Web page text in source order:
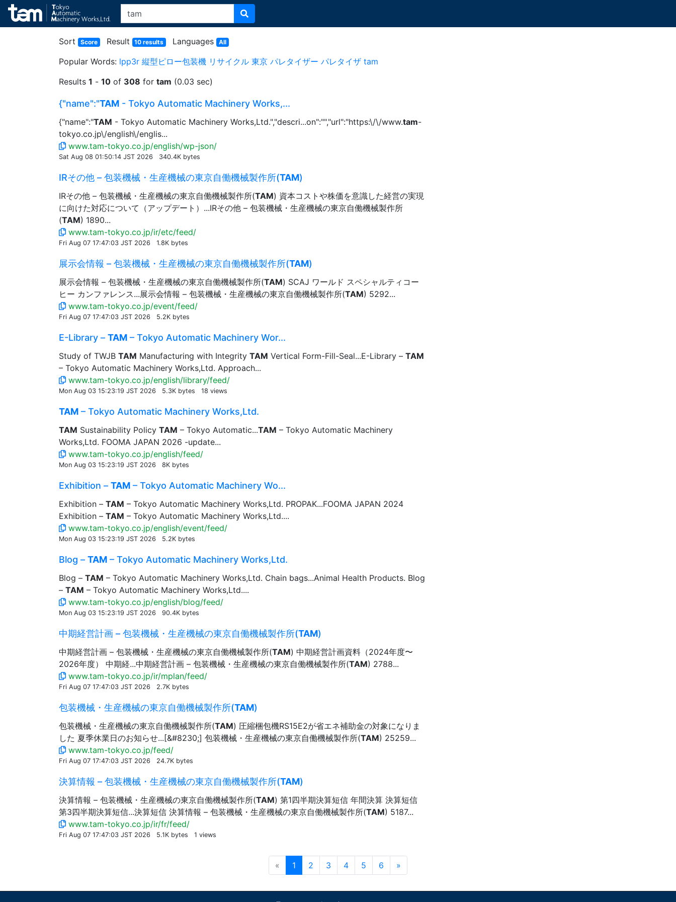
Sort Score Result 10 results Languages All
Popular Words: lpp3r 縦型ピロー包装機 リサイクル 東京 パレタイザー パレタイザ tam
Results 1 - 10 of 308 for tam (0.03 sec)
{"name":"TAM - Tokyo Automatic Machinery Works,...
{"name":"TAM - Tokyo Automatic Machinery Works,Ltd.","descri...on":"","url":"https:\/\/www.tam-
tokyo.co.jp\/english\/englis...
www.tam-tokyo.co.jp/english/wp-json/
Sat Aug 08 01:50:14 JST 2026 340.4K bytes
IRその他 – 包装機械・生産機械の東京自働機械製作所(TAM)
IRその他 – 包装機械・生産機械の東京自働機械製作所(TAM) 資本コストや株価を意識した経営の実現
に向けた対応について（アップデート）...IRその他 – 包装機械・生産機械の東京自働機械製作所
(TAM) 1890...
www.tam-tokyo.co.jp/ir/etc/feed/
Fri Aug 07 17:47:03 JST 2026 1.8K bytes
展示会情報 – 包装機械・生産機械の東京自働機械製作所(TAM)
展示会情報 – 包装機械・生産機械の東京自働機械製作所(TAM) SCAJ ワールド スペシャルティコー
ヒー カンファレンス...展示会情報 – 包装機械・生産機械の東京自働機械製作所(TAM) 5292...
www.tam-tokyo.co.jp/event/feed/
Fri Aug 07 17:47:03 JST 2026 5.2K bytes
E-Library – TAM – Tokyo Automatic Machinery Wor...
Study of TWJB TAM Manufacturing with Integrity TAM Vertical Form-Fill-Seal...E-Library – TAM
– Tokyo Automatic Machinery Works,Ltd. Approach...
www.tam-tokyo.co.jp/english/library/feed/
Mon Aug 03 15:23:19 JST 2026 5.3K bytes 18 views
TAM – Tokyo Automatic Machinery Works,Ltd.
TAM Sustainability Policy TAM – Tokyo Automatic...TAM – Tokyo Automatic Machinery
Works,Ltd. FOOMA JAPAN 2026 -update...
www.tam-tokyo.co.jp/english/feed/
Mon Aug 03 15:23:19 JST 2026 8K bytes
Exhibition – TAM – Tokyo Automatic Machinery Wo...
Exhibition – TAM – Tokyo Automatic Machinery Works,Ltd. PROPAK...FOOMA JAPAN 2024
Exhibition – TAM – Tokyo Automatic Machinery Works,Ltd....
www.tam-tokyo.co.jp/english/event/feed/
Mon Aug 03 15:23:19 JST 2026 5.2K bytes
Blog – TAM – Tokyo Automatic Machinery Works,Ltd.
Blog – TAM – Tokyo Automatic Machinery Works,Ltd. Chain bags...Animal Health Products. Blog
– TAM – Tokyo Automatic Machinery Works,Ltd....
www.tam-tokyo.co.jp/english/blog/feed/
Mon Aug 03 15:23:19 JST 2026 90.4K bytes
中期経営計画 – 包装機械・生産機械の東京自働機械製作所(TAM)
中期経営計画 – 包装機械・生産機械の東京自働機械製作所(TAM) 中期経営計画資料（2024年度〜
2026年度） 中期経...中期経営計画 – 包装機械・生産機械の東京自働機械製作所(TAM) 2788...
www.tam-tokyo.co.jp/ir/mplan/feed/
Fri Aug 07 17:47:03 JST 2026 2.7K bytes
包装機械・生産機械の東京自働機械製作所(TAM)
包装機械・生産機械の東京自働機械製作所(TAM) 圧縮梱包機RS15E2が省エネ補助金の対象になりま
した 夏季休業日のお知らせ...[&#8230;] 包装機械・生産機械の東京自働機械製作所(TAM) 25259...
www.tam-tokyo.co.jp/feed/
Fri Aug 07 17:47:03 JST 2026 24.7K bytes
決算情報 – 包装機械・生産機械の東京自働機械製作所(TAM)
決算情報 – 包装機械・生産機械の東京自働機械製作所(TAM) 第1四半期決算短信 年間決算 決算短信
第3四半期決算短信...決算短信 決算情報 – 包装機械・生産機械の東京自働機械製作所(TAM) 5187...
www.tam-tokyo.co.jp/ir/fr/feed/
Fri Aug 07 17:47:03 JST 2026 5.1K bytes 1 views
« Prev
1 2 3 4 5 6 Next
»